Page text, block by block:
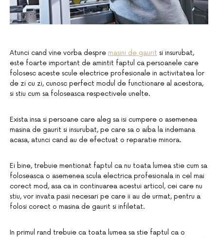
Atunci cand vine vorba despre masini de gaurit si insurubat,
este foarte important de amintit faptul ca persoanele care
folosesc aceste scule electrice profesionale in activitatea lor
de zi cu zi, cunosc perfect modul de functionare al acestora,
si stiu cum sa foloseasca respectivele unelte.
Exista insa si persoane care aleg sa isi cumpere o asemenea
masina de gaurit si insurubat, pe care sa o aiba la indemana
acasa, atunci cand au de efectuat o reparatie minora.
Ei bine, trebuie mentionat faptul ca nu toata lumea stie cum sa
foloseasca o asemenea scula electrica profesionala in cel mai
corect mod, asa ca in continuarea acestui articol, cei care nu
stiu, vor invata pasii necesari pe care ii au de urmat, pentru a
folosi corect o masina de gaurit si infiletat.
In primul rand trebuie ca toata lumea sa stie faptul ca o